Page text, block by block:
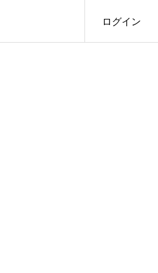
ログイン